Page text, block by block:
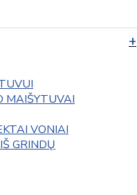
MAIŠYTUVAI
VONIAI
GRINDŲ